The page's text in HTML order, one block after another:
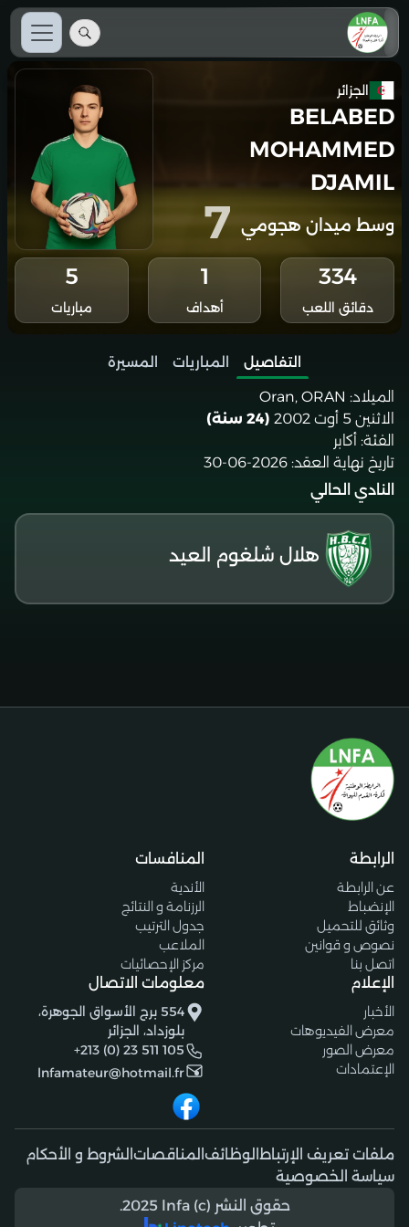
الجزائر
BELABED
MOHAMMED
DJAMIL
وسط ميدان هجومي 7
334
دقائق اللعب
1
أهداف
5
مباريات
التفاصيل المباريات
المسيرة
الميلاد: Oran, ORAN
الاثنين 5 أوت 2002
(24 سنة)
الفئة: أكابر
تاريخ نهاية العقد: 2026-06-30
النادي الحالي
هلال شلغوم العيد
الرابطة
عن الرابطة
الإنضباط
وثائق للتحميل
نصوص و قوانين
اتصل بنا
المنافسات
الأندية
الرزنامة و النتائج
جدول الترتيب
الملاعب
مركز الإحصائيات
الإعلام
الأخبار
معرض الفيديوهات
معرض الصور
الإعتمادات
معلومات الاتصال
554 برج الأسواق الجوهرة،
بلوزداد، الجزائر
+213 (0) 23 511 105
lnfamateur@hotmail.fr
ملفات تعريف الإرتباط الوظائف المناقصات الشروط و الأحكام
سياسة الخصوصية
حقوق النشر (c) 2025 lnfa.